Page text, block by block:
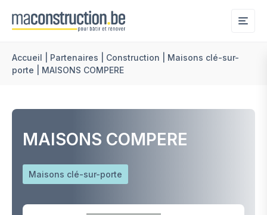
Accueil Partenaires Construction
Maisons clé-sur-
porte
MAISONS COMPERE
MAISONS COMPERE
Maisons clé-sur-porte